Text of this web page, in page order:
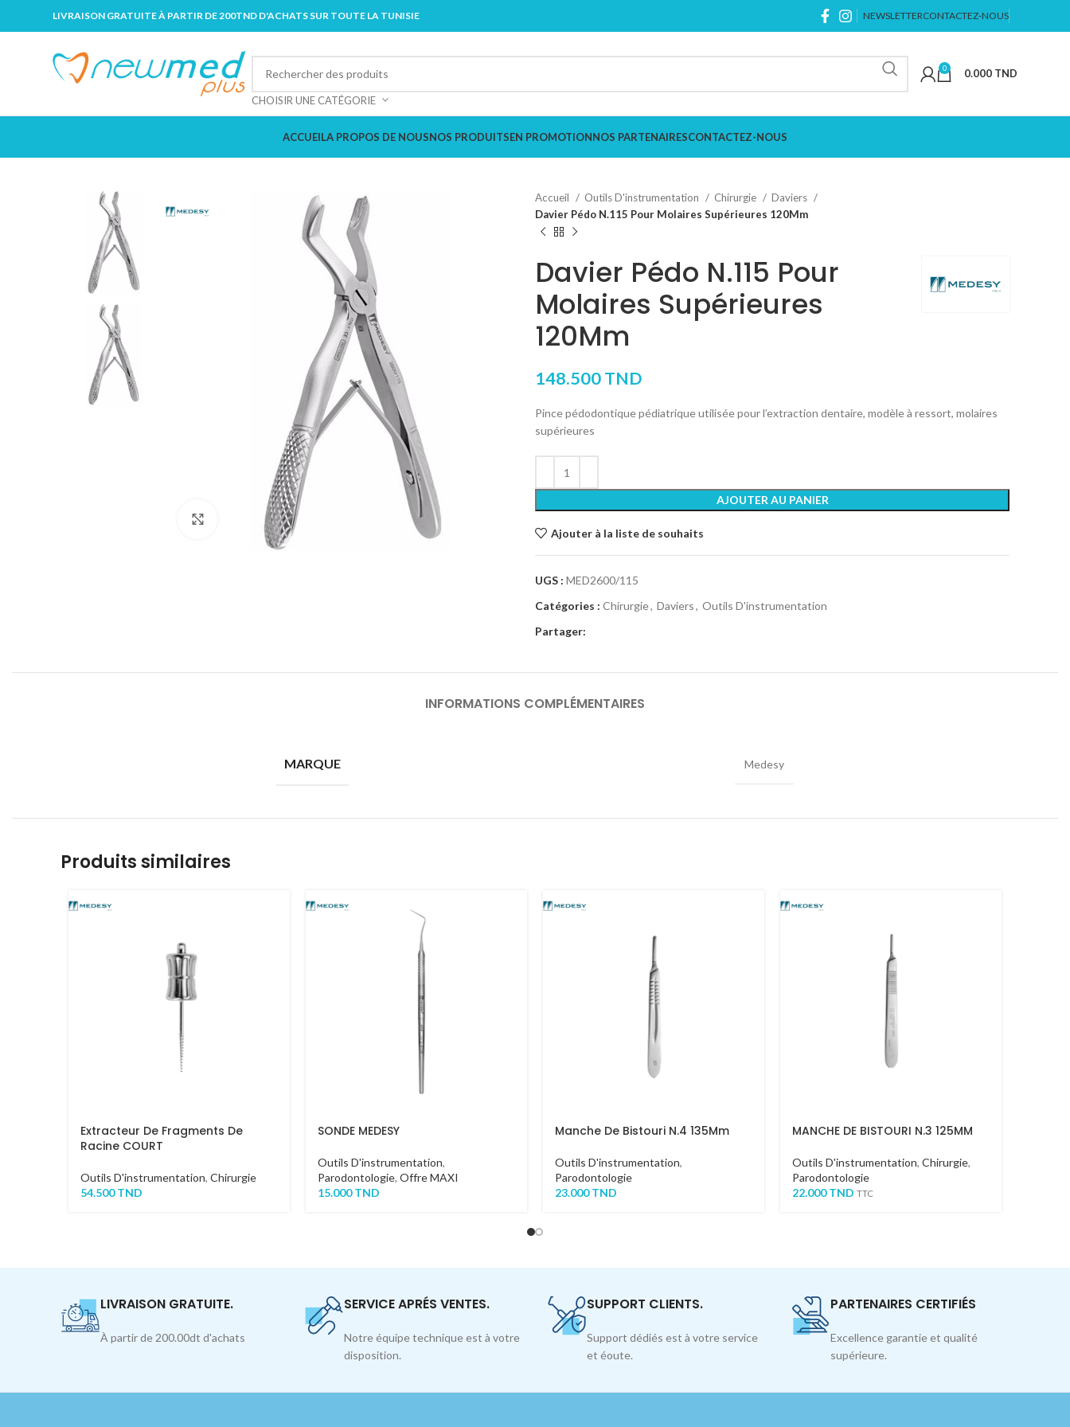
LIVRAISON GRATUITE À PARTIR DE 200TND D'ACHATS SUR TOUTE LA TUNISIE NEWSLETTERCONTACTEZ-NOUS
CHOISIR UNE CATÉGORIE
0 0.000 TND
ACCUEILA PROPOS DE NOUSNOS PRODUITSEN PROMOTIONNOS PARTENAIRESCONTACTEZ-NOUS
Cliquez pour agrandir
Accueil Outils D'instrumentation Chirurgie
Daviers
Davier Pédo N.115 Pour Molaires Supérieures 120Mm
Davier Pédo N.115 Pour
Molaires Supérieures
120Mm
148.500TND
Pince pédodontique pédiatrique utilisée pour l’extraction dentaire, modèle à ressort, molaires
supérieures
AJOUTER AU PANIER
Ajouter à la liste de souhaits
UGS : MED2600/115
Catégories : Chirurgie, Daviers, Outils D'instrumentation
Partager:
INFORMATIONS COMPLÉMENTAIRES
MARQUE Medesy
Produits similaires
Extracteur De Fragments De
Racine COURT
Outils D'instrumentation, Chirurgie
54.500TND
SONDE MEDESY
Outils D'instrumentation,
Parodontologie, Offre MAXI
15.000TND
Manche De Bistouri N.4 135Mm
Outils D'instrumentation,
Parodontologie
23.000TND
MANCHE DE BISTOURI N.3 125MM
Outils D'instrumentation, Chirurgie,
Parodontologie
22.000TND TTC
LIVRAISON GRATUITE.
À partir de 200.00dt d'achats
SERVICE APRÉS VENTES.
Notre équipe technique est à votre
disposition.
SUPPORT CLIENTS.
Support dédiés est à votre service
et éoute.
PARTENAIRES CERTIFIÉS
Excellence garantie et qualité
supérieure.